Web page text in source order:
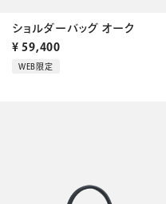
ショルダーバッグ オーク
¥ 59,400
WEB限定